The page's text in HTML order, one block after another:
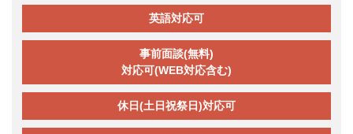
英語対応可
事前面談(無料)
対応可(WEB対応含む)
休日(土日祝祭日)対応可